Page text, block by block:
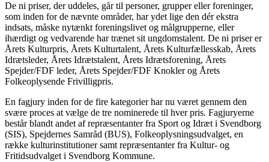
De ni priser, der uddeles, går til personer, grupper eller foreninger,
som inden for de nævnte områder, har ydet lige den dér ekstra
indsats, måske nytænkt foreningslivet og målgrupperne, eller
ihærdigt og vedvarende har trænet sit ungdomstalent. De ni priser er
Årets Kulturpris, Årets Kulturtalent, Årets Kulturfællesskab, Årets
Idrætsleder, Årets Idrætstalent, Årets Idrætsforening, Årets
Spejder/FDF leder, Årets Spejder/FDF Knokler og Årets
Folkeoplysende Frivilligpris.
En fagjury inden for de fire kategorier har nu været gennem den
svære proces at vælge de tre nominerede til hver pris. Fagjuryerne
består blandt andet af repræsentanter fra Sport og Idræt i Svendborg
(SIS), Spejdernes Samråd (BUS), Folkeoplysningsudvalget, en
række kulturinstitutioner samt repræsentanter fra Kultur- og
Fritidsudvalget i Svendborg Kommune.